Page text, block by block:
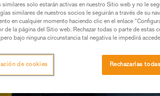
similares solo estarán activas en nuestro Sitio web y no le
similares de nuestros socios le seguirán a través de su
en cualquier momento haciendo clic en el enlace
de la página del Sitio web. Rechazar todas o parte de estas
bajo ninguna circunstancia tal negativa le impedirá
Rechazarlas todas
de cookies